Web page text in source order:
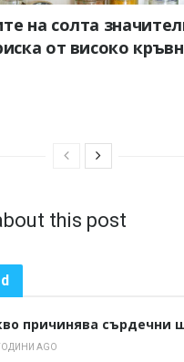
на солта
от високо
this post
причинява сърдечни
AGO